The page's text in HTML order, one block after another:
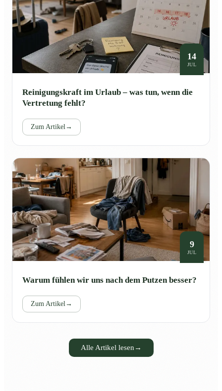
14
JUL
Reinigungskraft im Urlaub – was tun, wenn die
Vertretung fehlt?
Zum Artikel→
9
JUL
Warum fühlen wir uns nach dem Putzen besser?
Zum Artikel→
Alle Artikel lesen →